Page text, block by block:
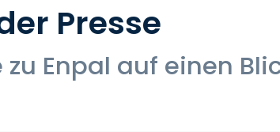
Presse
Enpal auf einen